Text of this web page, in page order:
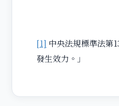
[1] 中央法規標準法第
發生效力。」